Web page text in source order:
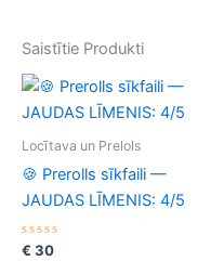
Saistītie Produkti
Locītava un Prelols
🍪 Prerolls sīkfaili —
JAUDAS LĪMENIS: 4/5
Novērtēts
€ 30